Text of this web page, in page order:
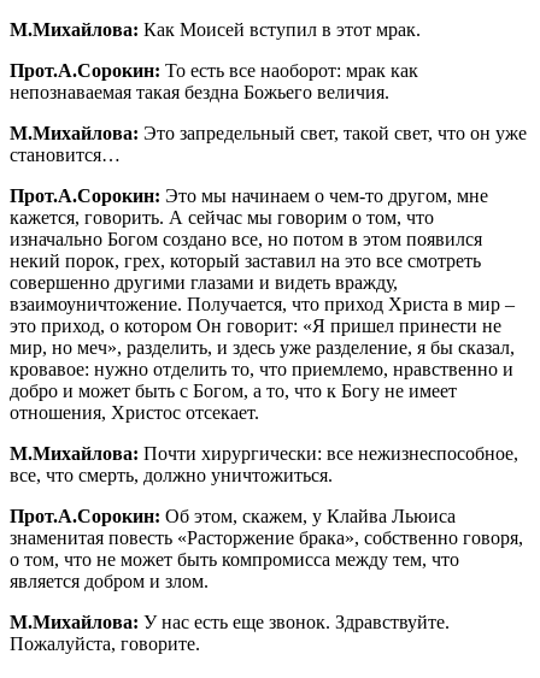
М.Михайлова: Как Моисей вступил в этот мрак.
Прот.А.Сорокин: То есть все наоборот: мрак как
непознаваемая такая бездна Божьего величия.
М.Михайлова: Это запредельный свет, такой свет, что он уже
становится…
Прот.А.Сорокин: Это мы начинаем о чем-то другом, мне
кажется, говорить. А сейчас мы говорим о том, что
изначально Богом создано все, но потом в этом появился
некий порок, грех, который заставил на это все смотреть
совершенно другими глазами и видеть вражду,
взаимоуничтожение. Получается, что приход Христа в мир –
это приход, о котором Он говорит: «Я пришел принести не
мир, но меч», разделить, и здесь уже разделение, я бы сказал,
кровавое: нужно отделить то, что приемлемо, нравственно и
добро и может быть с Богом, а то, что к Богу не имеет
отношения, Христос отсекает.
М.Михайлова: Почти хирургически: все нежизнеспособное,
все, что смерть, должно уничтожиться.
Прот.А.Сорокин: Об этом, скажем, у Клайва Льюиса
знаменитая повесть «Расторжение брака», собственно говоря,
о том, что не может быть компромисса между тем, что
является добром и злом.
М.Михайлова: У нас есть еще звонок. Здравствуйте.
Пожалуйста, говорите.